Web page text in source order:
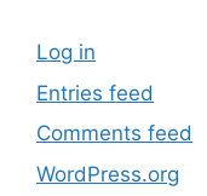
Log in
Entries feed
Comments feed
WordPress.org